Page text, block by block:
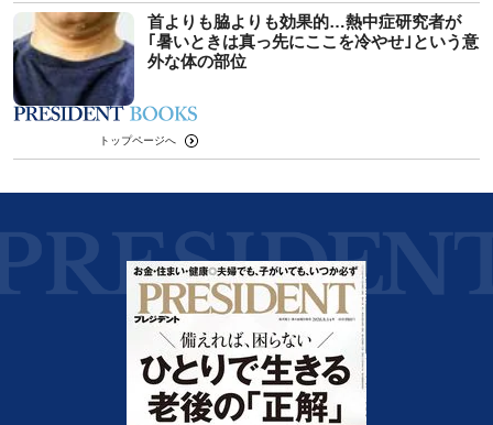
首よりも脇よりも効果的…熱中症研究者が
｢暑いときは真っ先にここを冷やせ｣という意
外な体の部位
トップページへ